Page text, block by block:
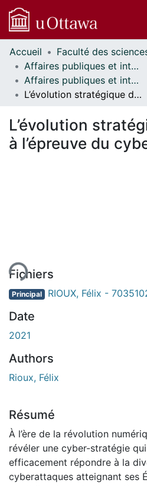
Communautés
et collections
Parcourir
Statistiques
À propos
Accueil
Affaires publiques et internationales // Public and International Affairs
Affaires publiques et internationales - Mémoires // Public and International Affairs - Research Papers
L’évolution stratégique de l’OTAN à l’épreuve du cyberespace
L’évolution
à l’épreuve du
Fichiers
Principal RIOUX, Félix -
Date
2021
Authors
Rioux, Félix
Résumé
À l’ère de la révolution
révéler une cyber-stratégie
efficacement répondre à la
cyberattaques atteignant ses